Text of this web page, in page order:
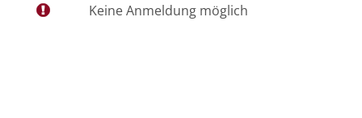
Keine Anmeldung möglich